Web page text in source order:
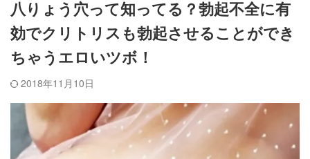
八りょう穴って知ってる？勃起不全に有
効でクリトリスも勃起させることができ
ちゃうエロいツボ！
2018年11月10日